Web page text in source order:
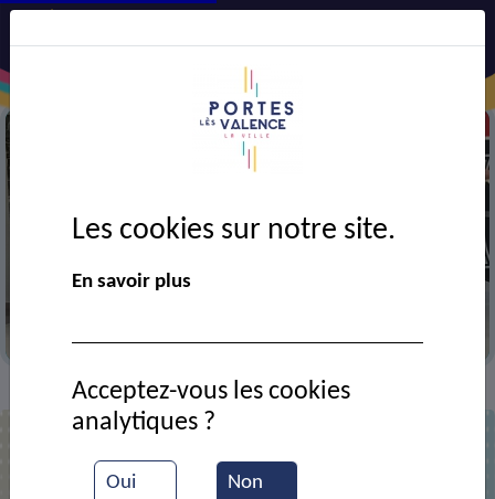
> VIE MUNICIPALE > Ressources documentaires
Liste des documents
Les cookies sur notre site.
En savoir plus
Oui Non
Acceptez-vous les cookies
analytiques ?